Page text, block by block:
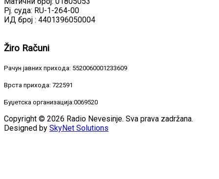
Рј. суда: RU-1-264-00
ИД број : 4401396050004
Žiro Računi
Рачун јавних прихода: 5520060001233609
Врста прихода: 722591
Буџетска организација:0069520
Copyright © 2026 Radio Nevesinje. Sva prava zadržana.
Designed by SkyNet Solutions